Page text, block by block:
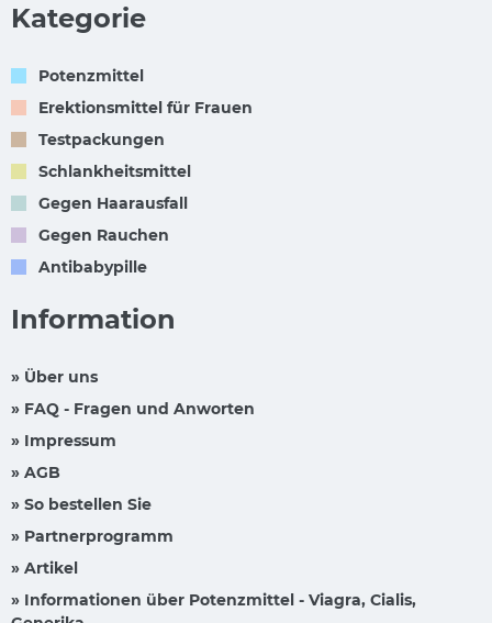
Kategorie
Potenzmittel
Erektionsmittel für Frauen
Testpackungen
Schlankheitsmittel
Gegen Haarausfall
Gegen Rauchen
Antibabypille
Information
» Über uns
» FAQ - Fragen und Anworten
» Impressum
» AGB
» So bestellen Sie
» Partnerprogramm
» Artikel
» Informationen über Potenzmittel - Viagra, Cialis,